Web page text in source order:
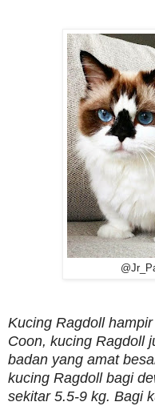
Kucing Ragdoll
Coon, kucing Ragdoll
badan yang amat
kucing Ragdoll bagi
sekitar 5.5-9 kg. Bagi